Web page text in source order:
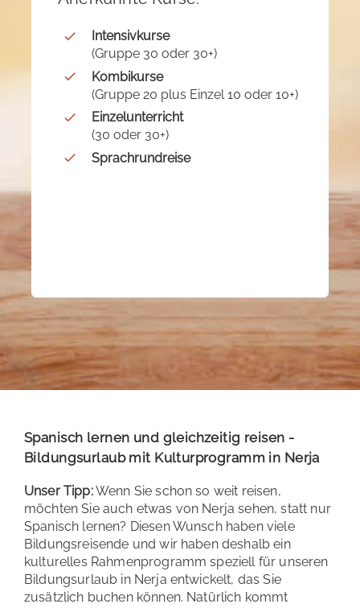
Intensivkurse
(Gruppe 30 oder 30+)
Kombikurse
(Gruppe 20 plus Einzel 10 oder 10+)
Einzelunterricht
(30 oder 30+)
Sprachrundreise
Spanisch lernen und gleichzeitig reisen -
Bildungsurlaub mit Kulturprogramm in Nerja
Unser Tipp:Wenn Sie schon so weit reisen,
möchten Sie auch etwas von Nerja sehen, statt nur
Spanisch lernen? Diesen Wunsch haben viele
Bildungsreisende und wir haben deshalb ein
kulturelles Rahmenprogramm speziell für unseren
Bildungsurlaub in Nerja entwickelt, das Sie
zusätzlich buchen können. Natürlich kommt